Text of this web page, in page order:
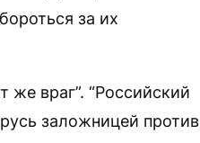
за их
же враг”. “Российский
заложницей против